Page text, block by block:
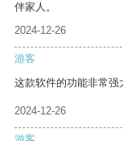
伴家人。
2024-12-26
游客
这款软件的功能非常强
2024-12-26